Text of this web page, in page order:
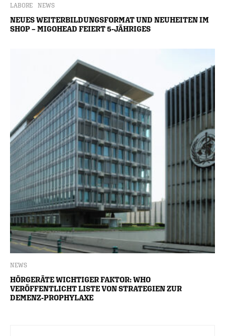
LABORE NEWS
NEUES WEITERBILDUNGSFORMAT UND NEUHEITEN IM
SHOP – MIGOHEAD FEIERT 5-JÄHRIGES
NEWS
HÖRGERÄTE WICHTIGER FAKTOR: WHO
VERÖFFENTLICHT LISTE VON STRATEGIEN ZUR
DEMENZ-PROPHYLAXE